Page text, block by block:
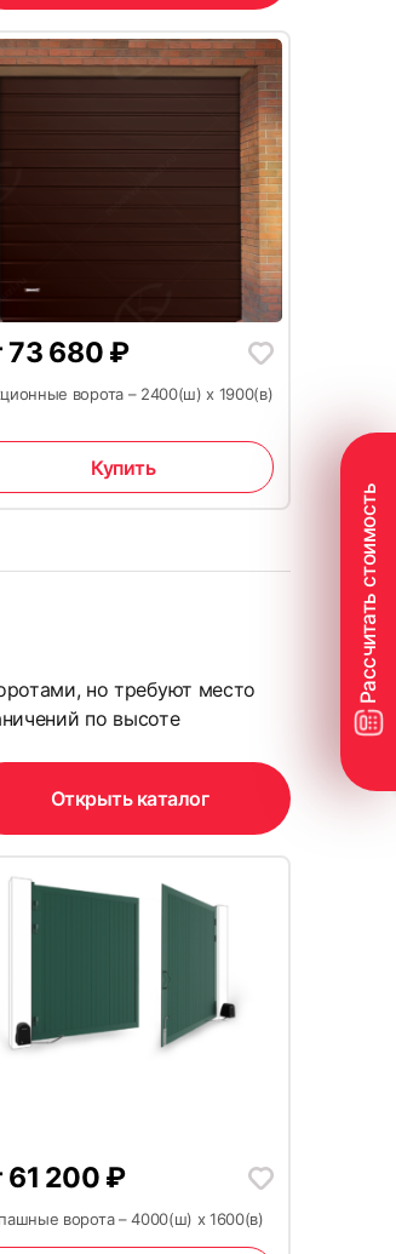
73 680 ₽
ворота – 2400(ш) х 1900(в)
Купить
но требуют место
по высоте
Открыть каталог
61 200 ₽
ворота – 4000(ш) x 1600(в)